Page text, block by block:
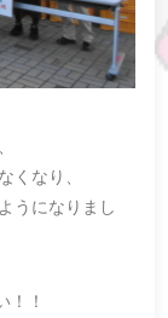
くなり、
うになりまし
！